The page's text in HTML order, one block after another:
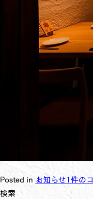
Posted in お知らせ1件の
検索